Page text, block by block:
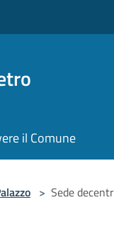
il Comune
> Sede